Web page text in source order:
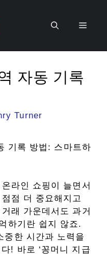
메
자동 기록
Turner
기록 방법: 스마트하
라인 쇼핑이 늘면서
점 더 중요해지고
래 가운데서도 과거
하기란 쉽지 않죠.
중한 시간과 노력을
! 바로 ‘꽁머니 지급